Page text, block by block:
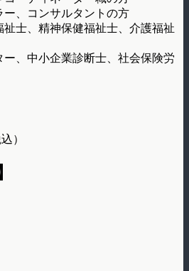
、コンサルタントの方
士、精神保健福祉士、介護福祉
、中小企業診断士、社会保険労
）